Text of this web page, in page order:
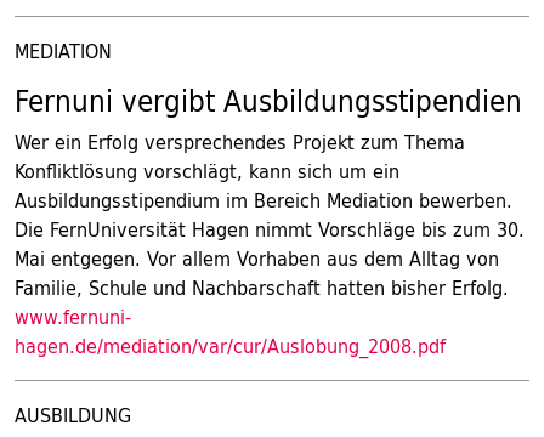
MEDIATION
Fernuni vergibt Ausbildungsstipendien
Wer ein Erfolg versprechendes Projekt zum Thema
Konfliktlösung vorschlägt, kann sich um ein
Ausbildungsstipendium im Bereich Mediation bewerben.
Die FernUniversität Hagen nimmt Vorschläge bis zum 30.
Mai entgegen. Vor allem Vorhaben aus dem Alltag von
Familie, Schule und Nachbarschaft hatten bisher Erfolg.
www.fernuni-
hagen.de/mediation/var/cur/Auslobung_2008.pdf
AUSBILDUNG